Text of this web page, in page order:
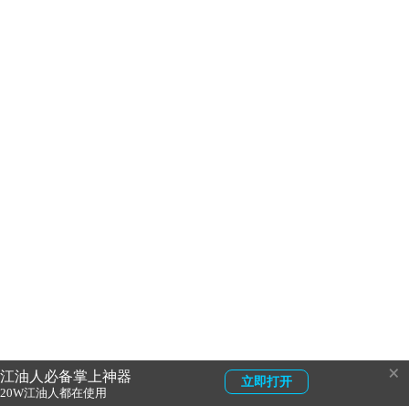
江油人必备掌上神器
20W江油人都在使用
立即打开 ×